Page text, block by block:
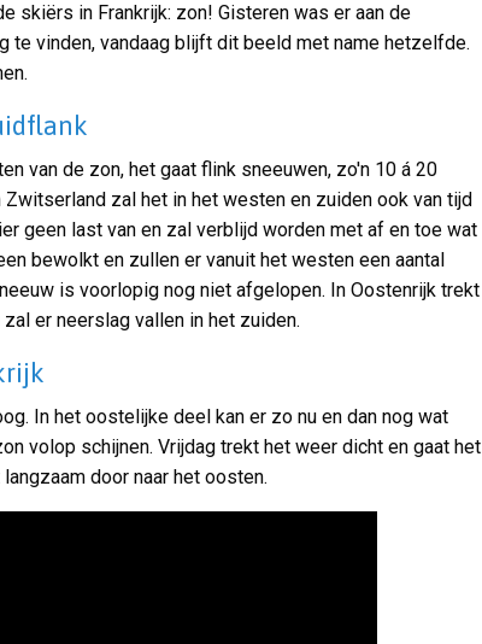
skiërs in Frankrijk: zon! Gisteren was er aan de
te vinden, vandaag blijft dit beeld met name hetzelfde.
van de zon, het gaat flink sneeuwen, zo'n 10 á 20
zal het in het westen en zuiden ook van tijd
geen last van en zal verblijd worden met af en toe wat
bewolkt en zullen er vanuit het westen een aantal
is voorlopig nog niet afgelopen. In Oostenrijk trekt
er neerslag vallen in het zuiden.
In het oostelijke deel kan er zo nu en dan nog wat
volop schijnen. Vrijdag trekt het weer dicht en gaat het
door naar het oosten.